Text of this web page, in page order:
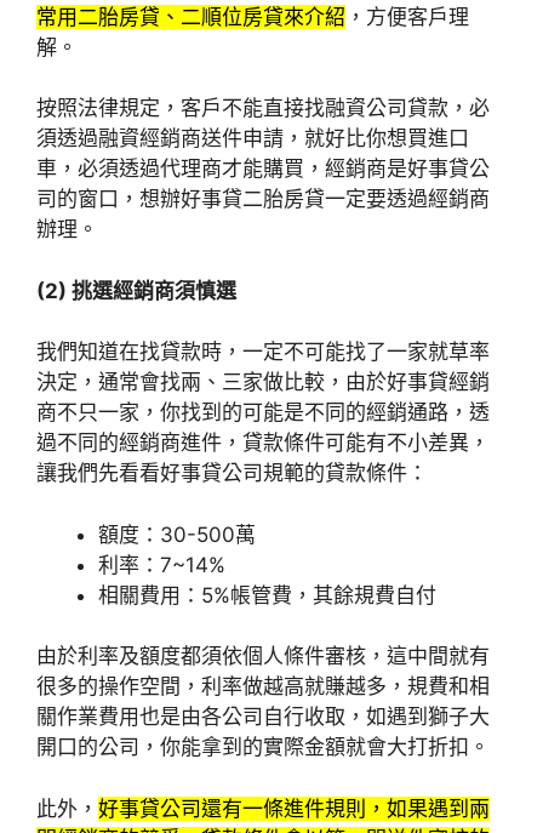
常用二胎房貸、二順位房貸來介紹 ，方便客戶理
解。
按照法律規定，客戶不能直接找融資公司貸款，必
須透過融資經銷商送件申請，就好比你想買進口
車，必須透過代理商才能購買，經銷商是好事貸公
司的窗口，想辦好事貸二胎房貸一定要透過經銷商
辦理。
(2) 挑選經銷商須慎選
我們知道在找貸款時，一定不可能找了一家就草率
決定，通常會找兩、三家做比較，由於好事貸經銷
商不只一家，你找到的可能是不同的經銷通路，透
過不同的經銷商進件，貸款條件可能有不小差異，
讓我們先看看好事貸公司規範的貸款條件：
額度：30-500萬
利率：7~14%
相關費用：5%帳管費，其餘規費自付
由於利率及額度都須依個人條件審核，這中間就有
很多的操作空間，利率做越高就賺越多，規費和相
關作業費用也是由各公司自行收取，如遇到獅子大
開口的公司，你能拿到的實際金額就會大打折扣。
此外， 好事貸公司還有一條進件規則，如果遇到兩